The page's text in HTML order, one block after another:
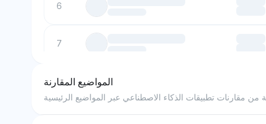
6
7
8
9
المواضيع المقارنة
من مقارنات تطبيقات الذكاء الاصطناعي عبر المواضيع الرئيسية